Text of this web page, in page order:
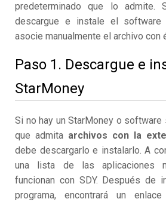
predeterminado que lo admite.
descargue e instale el software
asocie manualmente el archivo con
Paso 1. Descargue e
StarMoney
Si no hay un StarMoney o
que admita archivos con la
debe descargarlo e instalarlo. A
una lista de las aplicaciones
funcionan con SDY. Después de
programa, encontrará un